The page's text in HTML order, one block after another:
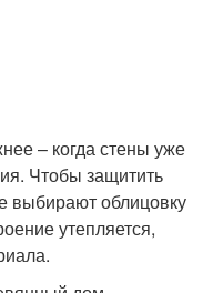
– когда стены уже
Чтобы защитить
выбирают облицовку
утепляется,